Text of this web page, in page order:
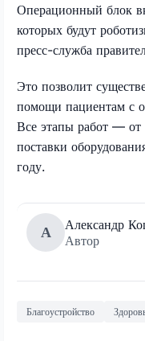
Операционный блок
которых будут
пресс-служба
Это позволит
помощи пациентам с
Все этапы работ —
поставки
году.
А
Александр
Автор
Благоустройство